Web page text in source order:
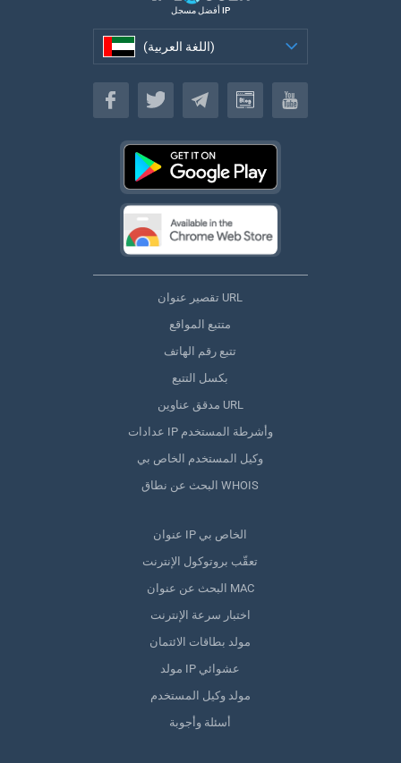
أفضل مسجل IP
(اللغة العربية)
(اللغة العربية)
تقصير عنوان URL
متتبع المواقع
تتبع رقم الهاتف
بكسل التتبع
مدقق عناوين URL
عدادات IP وأشرطة المستخدم
وكيل المستخدم الخاص بي
البحث عن نطاق WHOIS
عنوان IP الخاص بي
تعقّب بروتوكول الإنترنت
البحث عن عنوان MAC
اختبار سرعة الإنترنت
مولد بطاقات الائتمان
مولد IP عشوائي
مولد وكيل المستخدم
أسئلة وأجوبة